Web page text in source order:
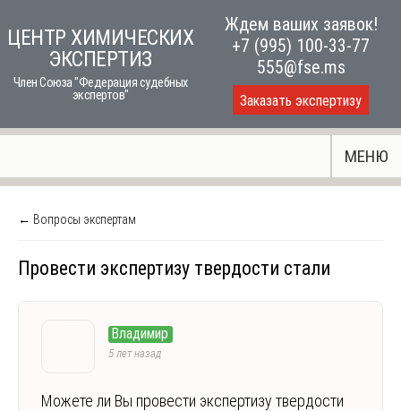
toЦЕНТР ХИМИЧЕСКИХ
ЭКСПЕРТИЗ
Член Союза "Федерация судебных
экспертов"
Ждем ваших заявок!
+7 (995) 100-33-77
555@fse.ms
Заказать экспертизу
МЕНЮ
← Вопросы экспертам
Провести экспертизу твердости стали
Владимир
5 лет назад
Можете ли Вы провести экспертизу твердости